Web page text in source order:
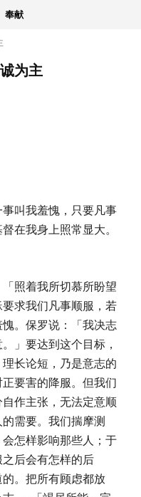
奉献
为主
叫我羞愧，只要凡事
在我身上照常显大。
照着我所切慕所盼望
求我们凡事顺服，若
。保罗说：「我决志
」要达到这个目标，
长论短，乃是意志的
要害的降服。但我们
作主张，无法定意顺
需要。我们揣摩测
怎样影响那些人；于
后会有怎样的后
。把所有顾虑都放